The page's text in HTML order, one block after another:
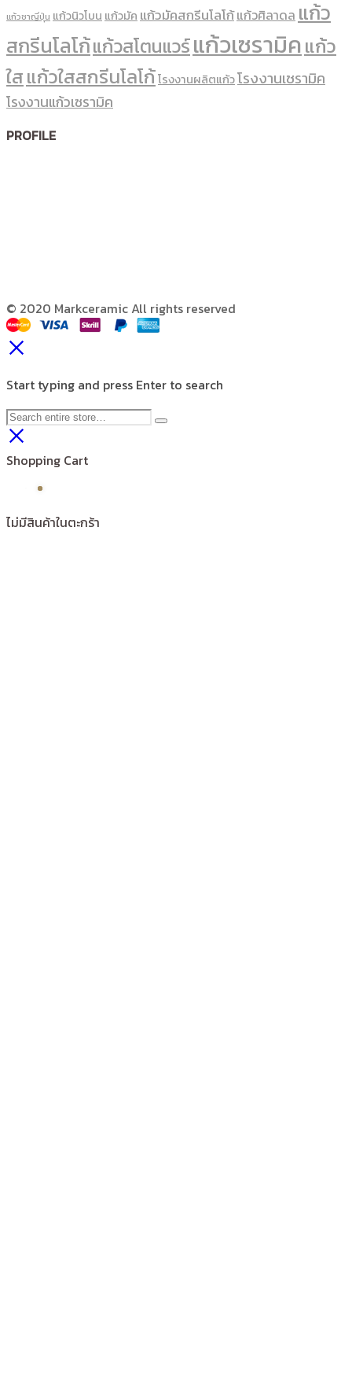
แก้วชาญี่ปุ่น แก้วนิวโบนแก้วมัคแก้วมัคสกรีนโลโก้แก้วศิลาดลแก้ว
สกรีนโลโก้แก้วสโตนแวร์แก้วเซรามิคแก้ว
ใสแก้วใสสกรีนโลโก้โรงงานผลิตแก้วโรงงานเซรามิค
โรงงานแก้วเซรามิค
PROFILE
© 2020 Markceramic All rights reserved
Start typing and press Enter to search
Shopping Cart
ไม่มีสินค้าในตะกร้า